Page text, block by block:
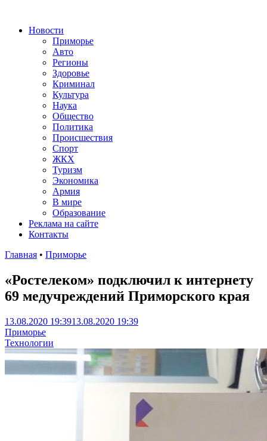
Новости
Приморье
Авто
Регионы
Здоровье
Криминал
Культура
Наука
Общество
Политика
Происшествия
Спорт
ЖКХ
Туризм
Экономика
Армия
В мире
Образование
Реклама на сайте
Контакты
Главная • Приморье
«Ростелеком» подключил к интернету
69 медучреждений Приморского края
13.08.2020 19:3913.08.2020 19:39
Приморье
Технологии